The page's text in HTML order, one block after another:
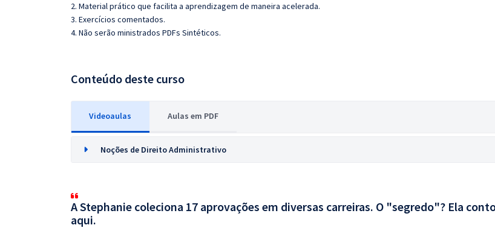
2. Material prático que facilita a aprendizagem de maneira acelerada.
3. Exercícios comentados.
4. Não serão ministrados PDFs Sintéticos.
Conteúdo deste curso
Videoaulas Aulas em PDF
Noções de Direito Administrativo
A Stephanie coleciona 17 aprovações em diversas carreiras. O "segredo"? Ela
aqui.